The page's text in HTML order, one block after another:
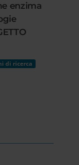
enzima
di ricerca